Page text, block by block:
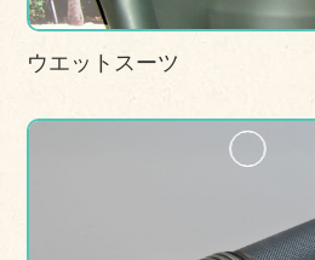
ウエットスーツ